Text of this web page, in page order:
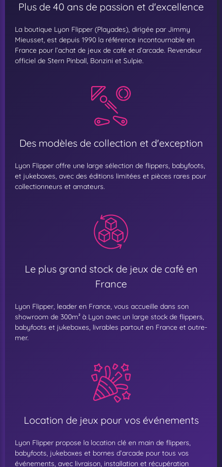
Plus de 40 ans de passion et d'excellence
La boutique Lyon Flipper (Playades), dirigée par Jimmy
Mieusset, est depuis 1990 la référence incontournable en
France pour l’achat de jeux de café et d’arcade. Revendeur
officiel de Stern Pinball, Bonzini et Sulpie.
Des modèles de collection et d'exception
Lyon Flipper offre une large sélection de flippers, babyfoots,
et jukeboxes, avec des éditions limitées et pièces rares pour
collectionneurs et amateurs.
Le plus grand stock de jeux de café en
France
Lyon Flipper, leader en France, vous accueille dans son
showroom de 300m² à Lyon avec un large stock de flippers,
babyfoots et jukeboxes, livrables partout en France et outre-
mer.
Location de jeux pour vos événements
Lyon Flipper propose la location clé en main de flippers,
babyfoots, jukeboxes et bornes d’arcade pour tous vos
événements, avec livraison, installation et récupération